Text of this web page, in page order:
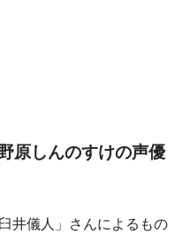
原しんのすけの声優
井儀人」さんによるもの